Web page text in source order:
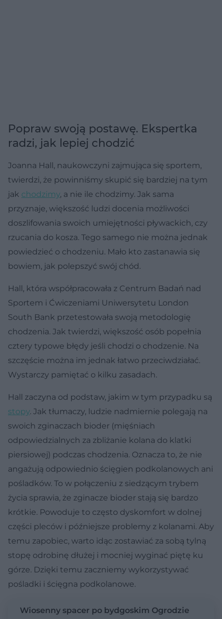
Popraw swoją postawę. Ekspertka
radzi, jak lepiej chodzić
Joanna Hall, naukowczyni zajmująca się sportem,
twierdzi, że powinniśmy skupić się bardziej na tym
jak chodzimy, a nie ile chodzimy. Jak sama
przyznaje, większość ludzi docenia możliwości
doszlifowania swoich umiejętności pływackich, czy
rzucania do kosza. Tego samego nie można jednak
powiedzieć o chodzeniu. Mało kto zastanawia się
bowiem, jak polepszyć swój chód.
Hall, która współpracowała z Centrum Badań nad
Sportem i Ćwiczeniami Uniwersytetu London
South Bank przetestowała swoją metodologię
chodzenia. Jak twierdzi, większość osób popełnia
cztery typowe błędy jeśli chodzi o chodzenie. Na
szczęście można im jednak łatwo przeciwdziałać.
Wystarczy pamiętać o kilku zasadach.
Hall zaczyna od podstaw, jakim w tym przypadku są
stopy. Jak tłumaczy, ludzie nadmiernie polegają na
swoich zginaczach bioder (mięśniach
odpowiedzialnych za zbliżanie kolana do klatki
piersiowej) podczas chodzenia. Oznacza to, że nie
angażują odpowiednio ścięgien podkolanowych ani
pośladków. To w połączeniu z siedzącym trybem
życia sprawia, że zginacze bioder stają się bardzo
krótkie. Powoduje to często dyskomfort w dolnej
części pleców i późniejsze problemy z kolanami. Aby
temu zapobiec, warto idąc zostawiać za sobą tylną
stopę odrobinę dłużej i mocniej wyginać piętę ku
górze. Dzięki temu zaczniemy wykorzystywać
pośladki i ścięgna podkolanowe.
Wiosenny spacer po bydgoskim Ogrodzie